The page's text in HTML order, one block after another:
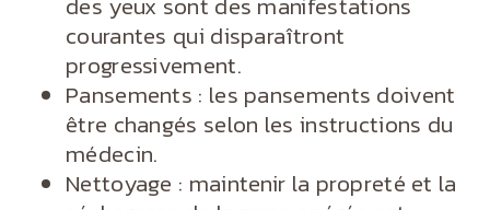
courantes qui disparaîtront
progressivement.
Pansements : les pansements doivent
être changés selon les instructions du
médecin.
Nettoyage : maintenir la propreté et la